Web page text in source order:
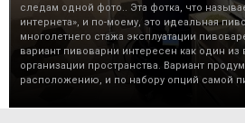
следам одной фото.. Эта фотка, что
интернета», и по-моему, это идеальная
многолетнего стажа эксплуатации
вариант пивоварни интересен как один из
организации пространства. Вариант
расположению, и по набору опций самой